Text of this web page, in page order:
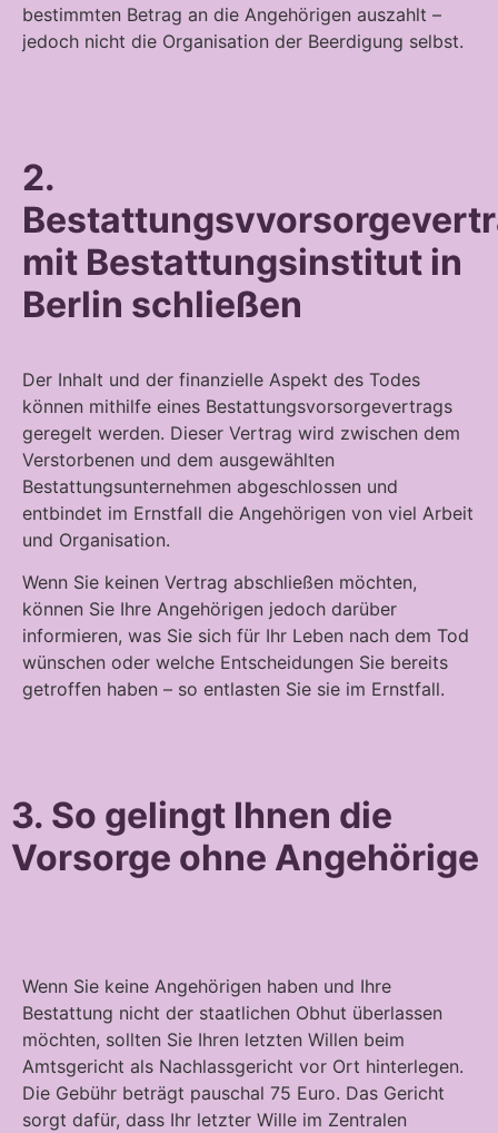
bestimmten Betrag an die Angehörigen auszahlt –
jedoch nicht die Organisation der Beerdigung selbst.
2.
mit Bestattungsinstitut in
Berlin schließen
Der Inhalt und der finanzielle Aspekt des Todes
können mithilfe eines Bestattungsvorsorgevertrags
geregelt werden. Dieser Vertrag wird zwischen dem
Verstorbenen und dem ausgewählten
Bestattungsunternehmen abgeschlossen und
entbindet im Ernstfall die Angehörigen von viel Arbeit
und Organisation.
Wenn Sie keinen Vertrag abschließen möchten,
können Sie Ihre Angehörigen jedoch darüber
informieren, was Sie sich für Ihr Leben nach dem Tod
wünschen oder welche Entscheidungen Sie bereits
getroffen haben – so entlasten Sie sie im Ernstfall.
3. So gelingt Ihnen die
Vorsorge ohne Angehörige
Wenn Sie keine Angehörigen haben und Ihre
Bestattung nicht der staatlichen Obhut überlassen
möchten, sollten Sie Ihren letzten Willen beim
Amtsgericht als Nachlassgericht vor Ort hinterlegen.
Die Gebühr beträgt pauschal 75 Euro. Das Gericht
sorgt dafür, dass Ihr letzter Wille im Zentralen